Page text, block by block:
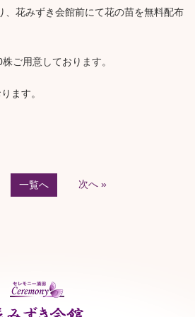
、花みずき会館前にて花の苗を無料配布
ご用意しております。
ます。
一覧へ 次へ »